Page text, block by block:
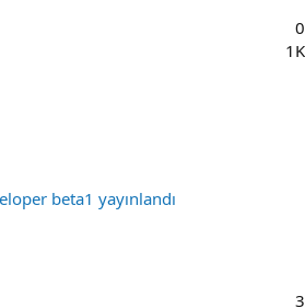
0
1K
beta1 yayınlandı
3